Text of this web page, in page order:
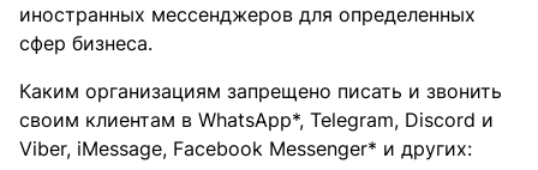
иностранных мессенджеров для определенных
сфер бизнеса.
Каким организациям запрещено писать и звонить
своим клиентам в WhatsApp*, Telegram, Discord и
Viber, iMessage, Facebook Messenger* и других: